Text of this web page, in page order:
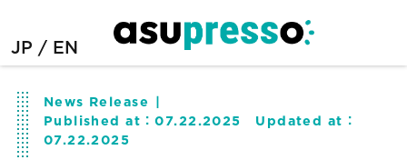
JP EN
News Release
Published at：07.22.2025
Updated at：
07.22.2025